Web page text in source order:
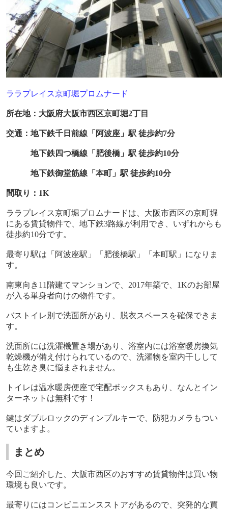
ララプレイス京町堀プロムナード
所在地：大阪府大阪市西区京町堀2丁目
交通：地下鉄千日前線「阿波座」駅 徒歩約7分
地下鉄四つ橋線「肥後橋」駅 徒歩約10分
地下鉄御堂筋線「本町」駅 徒歩約10分
間取り： 1K
ララプレイス京町堀プロムナードは、大阪市西区の京町堀
にある賃貸物件で、地下鉄3路線が利用でき、いずれからも
徒歩約10分です。
最寄り駅は「阿波座駅」「肥後橋駅」「本町駅」になりま
す。
南東向き 11 階建てマンションで、2017年築で、 1Kのお部屋
が入る単身者向けの物件です。
バストイレ別で洗面所があり、脱衣スペースを確保できま
す。
洗面所には洗濯機置き場があり、浴室内には浴室暖房換気
乾燥機が備え付けられているので、洗濯物を室内干しして
も生乾き臭に悩まされません。
トイレは温水暖房便座で宅配ボックスもあり、なんとイン
ターネットは無料です！
鍵はダブルロックのディンプルキーで、防犯カメラもつい
ていますよ。
まとめ
今回ご紹介した、大阪市西区のおすすめ賃貸物件は買い物
環境も良いです。
最寄りにはコンビニエンスストアがあるので、突発的な買